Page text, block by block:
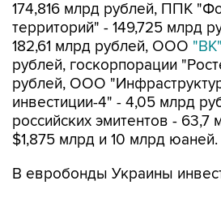
174,816 млрд рублей, ППК
территорий" - 149,725 млрд
182,61 млрд рублей, ООО "ВК"
рублей, госкорпорации
рублей, ООО
инвестиции-4" - 4,05 млрд
российских эмитентов - 63,7
$1,875 млрд и 10 млрд юаней.
В евробонды Украины